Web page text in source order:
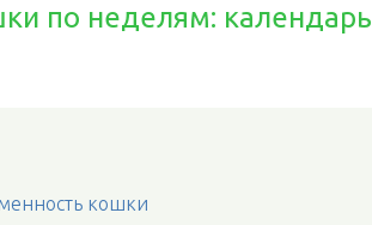
по неделям: календарь
кошки